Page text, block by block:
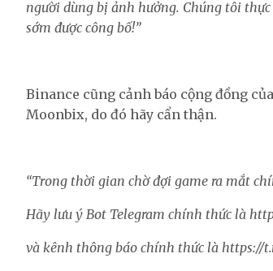
người dùng bị ảnh hưởng. Chúng tôi
sớm được công bố!”
Binance cũng cảnh báo cộng đồng
Moonbix, do đó hãy cẩn thận.
“Trong thời gian chờ đợi game ra mắt
Hãy lưu ý Bot Telegram chính thức là
và kênh thông báo chính thức là https://